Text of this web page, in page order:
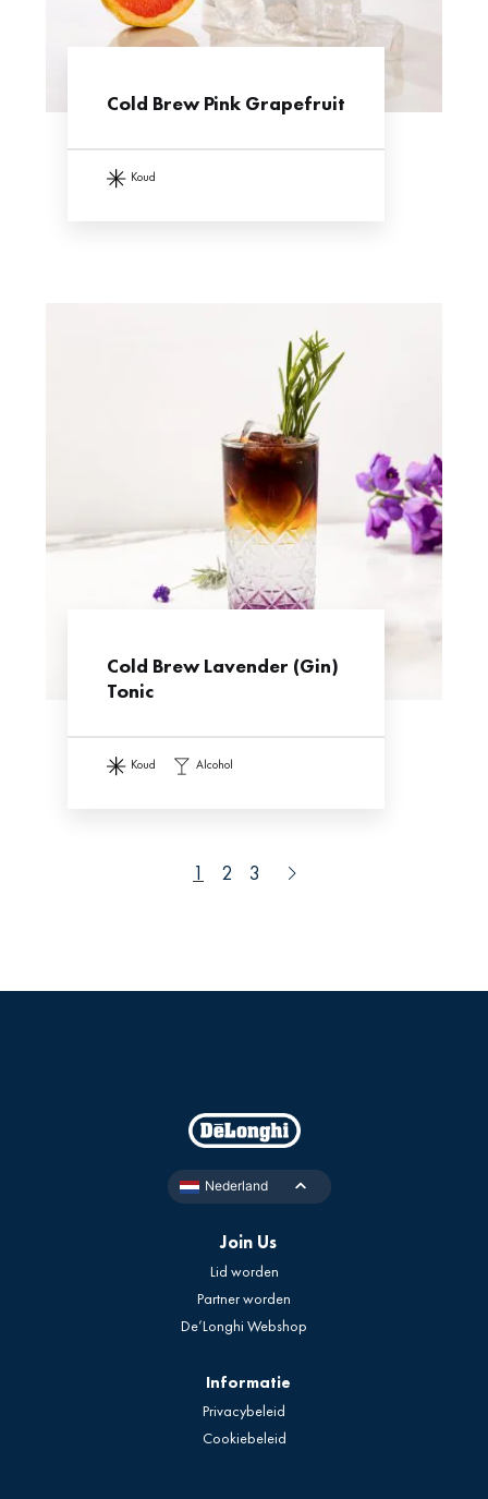
Cold Brew Pink Grapefruit
koud
Cold Brew Lavender (Gin)
Tonic
koud alcohol
1 2 3
Nederland
Join Us
Lid worden
Partner worden
De’Longhi Webshop
Informatie
Privacybeleid
Cookiebeleid